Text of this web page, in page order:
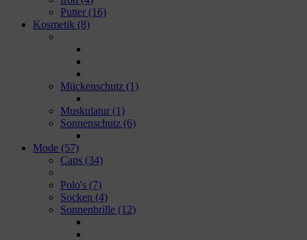
Putter (16)
Kosmetik (8)
Mückenschutz (1)
Muskulatur (1)
Sonnenschutz (6)
Mode (57)
Caps (34)
Polo's (7)
Socken (4)
Sonnenbrille (12)